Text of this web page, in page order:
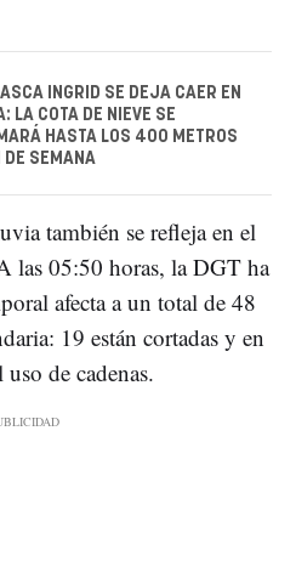
INGRID SE DEJA CAER EN
LA COTA DE NIEVE SE
HASTA LOS 400 METROS
DE SEMANA
también se refleja en el
las 05:50 horas, la DGT ha
afecta a un total de 48
19 están cortadas y en
de cadenas.